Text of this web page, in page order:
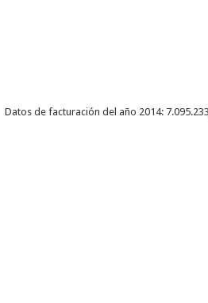
Datos de facturación del año 2014: